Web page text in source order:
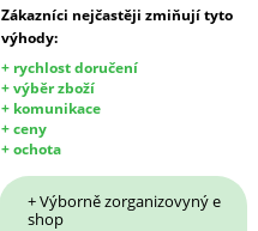
Zákazníci nejčastěji zmiňují tyto
výhody:
+ rychlost doručení
+ výběr zboží
+ komunikace
+ ceny
+ ochota
+ Výborně zorganizovyný e
shop